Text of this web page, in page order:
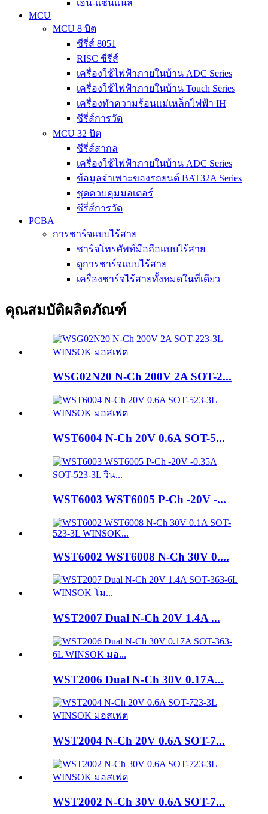
เอ็น-แชนแนล
MCU
MCU 8 บิต
ซีรี่ส์ 8051
RISC ซีรีส์
เครื่องใช้ไฟฟ้าภายในบ้าน ADC Series
เครื่องใช้ไฟฟ้าภายในบ้าน Touch Series
เครื่องทำความร้อนแม่เหล็กไฟฟ้า IH
ซีรี่ส์การวัด
MCU 32 บิต
ซีรี่ส์สากล
เครื่องใช้ไฟฟ้าภายในบ้าน ADC Series
ข้อมูลจำเพาะของรถยนต์ BAT32A Series
ชุดควบคุมมอเตอร์
ซีรี่ส์การวัด
PCBA
การชาร์จแบบไร้สาย
ชาร์จโทรศัพท์มือถือแบบไร้สาย
ดูการชาร์จแบบไร้สาย
เครื่องชาร์จไร้สายทั้งหมดในที่เดียว
คุณสมบัติผลิตภัณฑ์
WSG02N20 N-Ch 200V 2A SOT-2...
WST6004 N-Ch 20V 0.6A SOT-5...
WST6003 WST6005 P-Ch -20V -...
WST6002 WST6008 N-Ch 30V 0....
WST2007 Dual N-Ch 20V 1.4A ...
WST2006 Dual N-Ch 30V 0.17A...
WST2004 N-Ch 20V 0.6A SOT-7...
WST2002 N-Ch 30V 0.6A SOT-7...